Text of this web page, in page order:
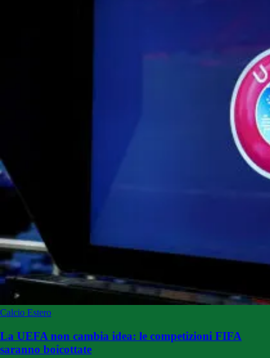
Calcio Estero
La UEFA non cambia idea: le competizioni FIFA
saranno boicottate